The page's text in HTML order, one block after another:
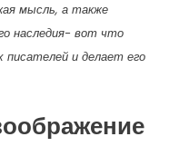
мысль, а также
наследия- вот что
и делает его